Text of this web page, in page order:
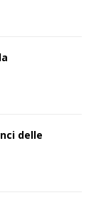
delle